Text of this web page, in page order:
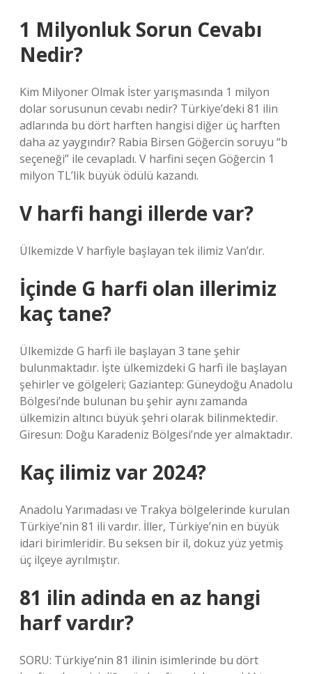
1 Milyonluk Sorun Cevabı
Nedir?
Kim Milyoner Olmak İster yarışmasında 1 milyon
dolar sorusunun cevabı nedir? Türkiye’deki 81 ilin
adlarında bu dört harften hangisi diğer üç harften
daha az yaygındır? Rabia Birsen Göğercin soruyu “b
seçeneği” ile cevapladı. V harfini seçen Göğercin 1
milyon TL’lik büyük ödülü kazandı.
V harfi hangi illerde var?
Ülkemizde V harfiyle başlayan tek ilimiz Van’dır.
İçinde G harfi olan illerimiz
kaç tane?
Ülkemizde G harfi ile başlayan 3 tane şehir
bulunmaktadır. İşte ülkemizdeki G harfi ile başlayan
şehirler ve gölgeleri; Gaziantep: Güneydoğu Anadolu
Bölgesi’nde bulunan bu şehir aynı zamanda
ülkemizin altıncı büyük şehri olarak bilinmektedir.
Giresun: Doğu Karadeniz Bölgesi’nde yer almaktadır.
Kaç ilimiz var 2024?
Anadolu Yarımadası ve Trakya bölgelerinde kurulan
Türkiye’nin 81 ili vardır. İller, Türkiye’nin en büyük
idari birimleridir. Bu seksen bir il, dokuz yüz yetmiş
üç ilçeye ayrılmıştır.
81 ilin adinda en az hangi
harf vardır?
SORU: Türkiye’nin 81 ilinin isimlerinde bu dört